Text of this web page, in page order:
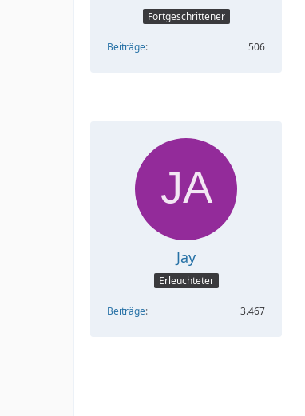
Fortgeschrittener
Beiträge 506
Jay
Erleuchteter
Beiträge 3.467